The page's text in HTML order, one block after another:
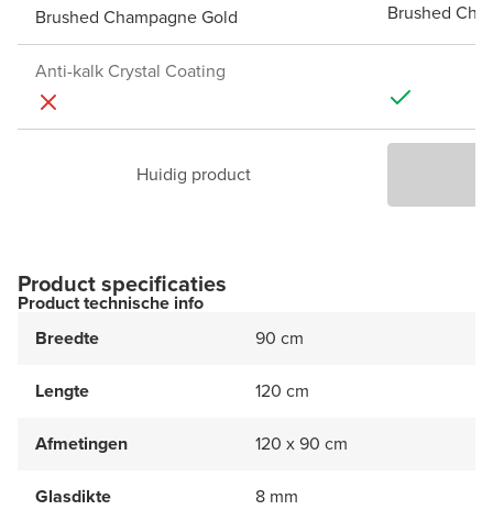
Brushed Champagne Gold Brushed
Anti-kalk Crystal Coating
Huidig product
Product specificaties
Product technische info
Breedte
90 cm
Lengte 120 cm
Afmetingen 120 x 90 cm
Glasdikte 8 mm